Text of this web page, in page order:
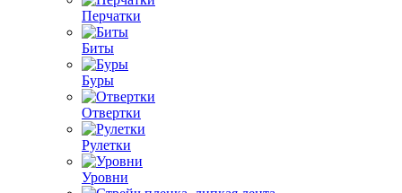
Перчатки
Биты
Буры
Отвертки
Рулетки
Уровни